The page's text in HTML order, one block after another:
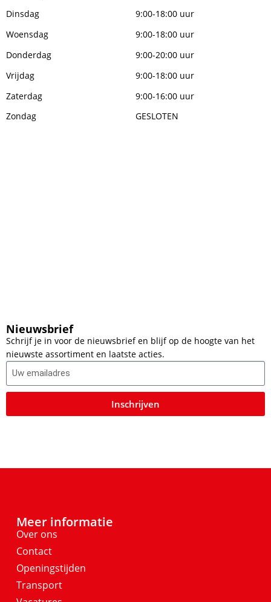
Dinsdag
9:00-18:00 uur
Woensdag
9:00-18:00 uur
Donderdag
9:00-20:00 uur
Vrijdag
9:00-18:00 uur
Zaterdag
9:00-16:00 uur
Zondag
GESLOTEN
Nieuwsbrief
Schrijf je in voor de nieuwsbrief en blijf op de hoogte van het
nieuwste assortiment en laatste acties.
Inschrijven
Meer informatie
Over ons
Contact
Openingstijden
Transport